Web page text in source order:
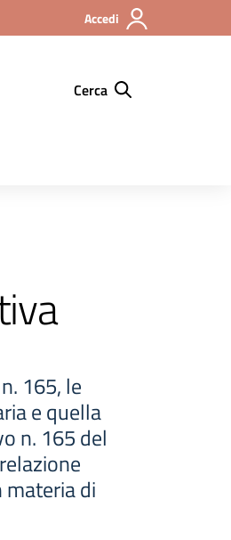
Accedi
Cerca
165, le
e quella
n. 165 del
di